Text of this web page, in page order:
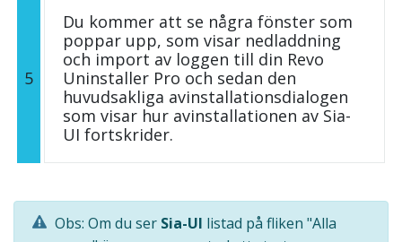
5
Du kommer att se några fönster som
poppar upp, som visar nedladdning
och import av loggen till din Revo
Uninstaller Pro och sedan den
huvudsakliga avinstallationsdialogen
som visar hur avinstallationen av Sia-
UI fortskrider.
Obs: Om du ser Sia-UI listad på fliken "Alla